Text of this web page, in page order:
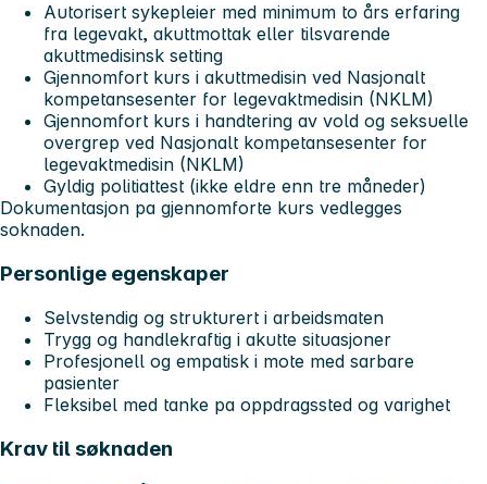
Autorisert sykepleier med minimum to års erfaring
fra legevakt, akuttmottak eller tilsvarende
akuttmedisinsk setting
Gjennomfort kurs i akuttmedisin ved Nasjonalt
kompetansesenter for legevaktmedisin (NKLM)
Gjennomfort kurs i handtering av vold og seksuelle
overgrep ved Nasjonalt kompetansesenter for
legevaktmedisin (NKLM)
Gyldig politiattest (ikke eldre enn tre måneder)
Dokumentasjon pa gjennomforte kurs vedlegges
soknaden.
Personlige egenskaper
Selvstendig og strukturert i arbeidsmaten
Trygg og handlekraftig i akutte situasjoner
Profesjonell og empatisk i mote med sarbare
pasienter
Fleksibel med tanke pa oppdragssted og varighet
Krav til søknaden